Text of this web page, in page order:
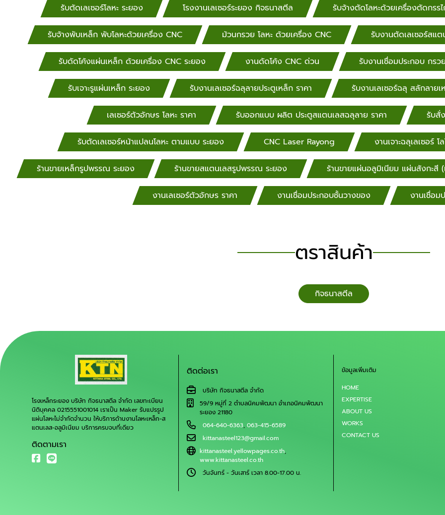
รับสั่งตัดเลเซอร์แสตนเลสตาม
แบบ ระยอง สอบถามต่อรอง
ราคา จำนวนที่สั่งผลิต วันเวลา
ที่งานเสร็จพร้อมจัดส่งถึงหน้า
งานในพื้นที่จังหวัดระยอง ไกล
เกิน 30 กม. คิดค่าจัดส่งตาม
ระยะทาง เรามีเครื่องเลเซอร์ที่
ตัดงานได้มาตรฐาน คุณภาพ
เลเซอร์ตัวอักษรสแตนเลส
โลโก้ แผ่นป้ายสวยๆ งานสั่ง
เจาะรู ตามแบบ ระยอง รับ
ตัดเลเซอร์ตามแบบ กรุงเทพฯ,
นนทบุรี, ปทุมธานี,
พระนครศรีอยุธยา,
สมุทรสงคราม, สมุทรสาคร,
รับตัดเลเซอร์ตามแบบ สิงห์บุรี,
แบบ กำแพงเพชร, ชัยนาท, รับ
น่าน, พะเยา, แพร่,
เลเซอร์ตามแบบ พิษณุโลก,
เพชรบูรณ์ รับตัดเลเซอร์ตาม
แบบ ชลบุรี, ตราด, ปราจีนบุรี,
รับตัดเลเซอร์ตามแบบ
สระแก้ว, จันทบุรี, ฉะเชิงเทรา,
กาญจนบุรี, ตาก, รับตัด
เลเซอร์ตามแบบ
ประจวบคีรีขันธ์, เพชรบุรี,
ราชบุรี รับตัดเลเซอร์ตามแบบ
รับตัดเลเซอร์โลหะ ระยอง โรงงานเลเซอร์ระยอง กิจธนาสตีล รับจ้างตัดโลหะด้วยเครื่องตัดกรร
รับจ้างพับเหล็ก พับโลหะด้วยเครื่อง CNC ม้วนกรวย โลหะ ด้วยเครื่อง CNC รับงานตัดเลเซอร์สแต
รับดัดโค้งแผ่นเหล็ก ด้วยเครื่อง CNC ระยอง งานดัดโค้ง CNC ด่วน รับงานเชื่อมประกอบ กร
รับเจาะรูแผ่นเหล็ก ระยอง รับงานเลเซอร์ฉลุลายประตูเหล็ก ราคา รับงานเลเซอร์ฉลุ สลักลาย
เลเซอร์ตัวอักษร โลหะ ราคา รับออกแบบ ผลิต ประตูสแตนเลสฉลุลาย ราคา รับสั่
รับตัดเลเซอร์หน้าแปลนโลหะ ตามแบบ ระยอง CNC Laser Rayong งานเจาะฉลุเลเซอร์
ร้านขายเหล็กรูปพรรณ ระยอง ร้านขายสแตนเลสรูปพรรณ ระยอง ร้านขายแผ่นอลูมิเนียม แผ่นสังกะสี
งานเลเซอร์ตัวอักษร ราคา งานเชื่อมประกอบชั้นวางของ งานเชื่อม
ตราสินค้า
กิจธนาสตีล
โรงเหล็กระยอง บริษัท กิจธนาสตีล จำกัด เลขทะเบียน
นิติบุคคล 0215551001014 เราเป็น Maker รับแปรรูป
แผ่นโลหะไม่จำกัดจำนวน ให้บริการด้านงานโลหะเหล็ก-ส
แตนเลส-อลูมิเนียม บริการครบจบที่เดียว
ติดตามเรา
ติดต่อเรา
บริษัท กิจธนาสตีล จำกัด
59/9 หมู่ที่ 2 ตำบลนิคมพัฒนา อำเภอนิคมพัฒนา
ระยอง 21180
064-640-6363, 063-415-6589
kittanasteel123@gmail.com
kittanasteel.yellowpages.co.th,
www.kittanasteel.co.th
วันจันทร์ - วันเสาร์ เวลา 8.00-17.00 น.
ข้อมูลเพิ่มเติม
HOME
EXPERTISE
ABOUT US
WORKS
CONTACT US